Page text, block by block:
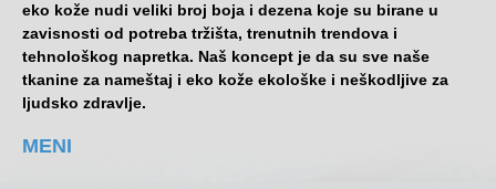
eko kože nudi veliki broj boja i dezena koje su birane u
zavisnosti od potreba tržišta, trenutnih trendova i
tehnološkog napretka. Naš koncept je da su sve naše
tkanine za nameštaj i eko kože ekološke i neškodljive za
ljudsko zdravlje.
MENI